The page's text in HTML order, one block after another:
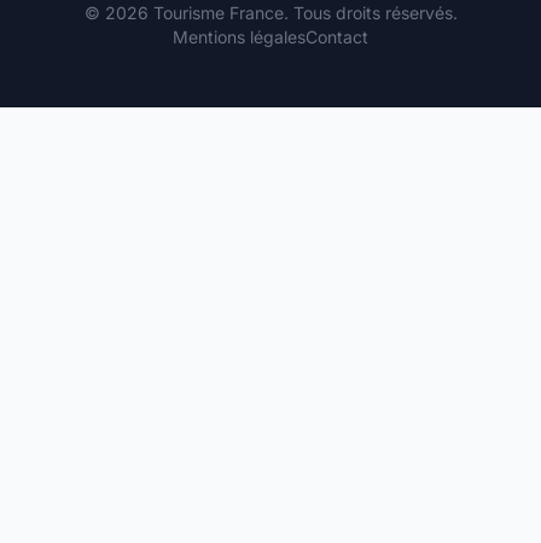
© 2026 Tourisme France. Tous droits réservés.
Mentions légalesContact